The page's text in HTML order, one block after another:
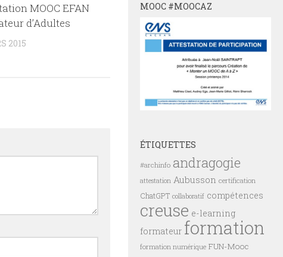
MOOC EFAN
d’Adultes
2015
MOOC #MOOCAZ
ÉTIQUETTES
#archinfo andragogie
attestation Aubusson certification
ChatGPT collaboratif compétences
creuse e-learning
formateur formation
formation numérique FUN-Mooc